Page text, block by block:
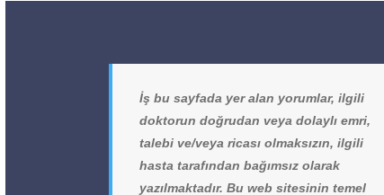
İş bu sayfada yer alan yorumlar, ilgili
doktorun doğrudan veya dolaylı emri,
talebi ve/veya ricası olmaksızın, ilgili
hasta tarafından bağımsız olarak
yazılmaktadır. Bu web sitesinin temel